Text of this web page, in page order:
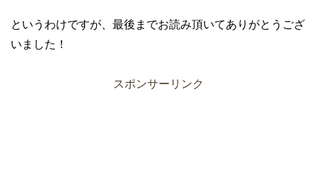
というわけですが、最後までお読み頂いてありがとうござ
いました！
スポンサーリンク